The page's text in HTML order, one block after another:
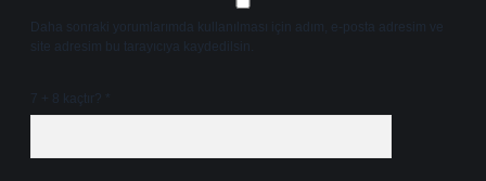
Daha sonraki yorumlarımda kullanılması için adım, e-posta adresim ve
site adresim bu tarayıcıya kaydedilsin.
7 + 8 kaçtır?